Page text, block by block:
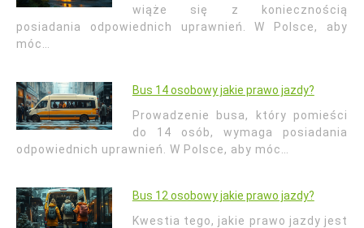
wiąże się z koniecznością
posiadania odpowiednich uprawnień. W Polsce, aby
móc…
Bus 14 osobowy jakie prawo jazdy?
Prowadzenie busa, który pomieści
do 14 osób, wymaga posiadania
odpowiednich uprawnień. W Polsce, aby móc…
Bus 12 osobowy jakie prawo jazdy?
Kwestia tego, jakie prawo jazdy jest